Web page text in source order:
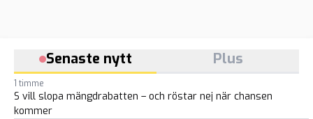
Senaste nytt Plus
1 timme
S vill slopa mängdrabatten – och röstar nej när chansen
kommer